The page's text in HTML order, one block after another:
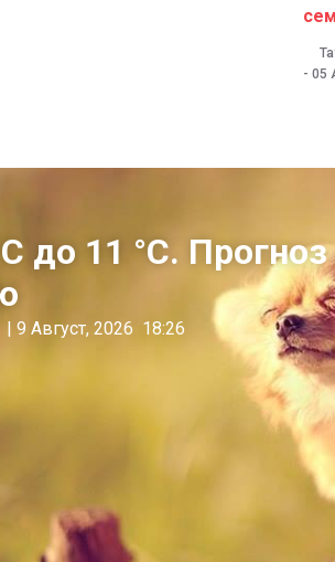
- 05
до 11 °C.
| 9 Август, 2026 18:26